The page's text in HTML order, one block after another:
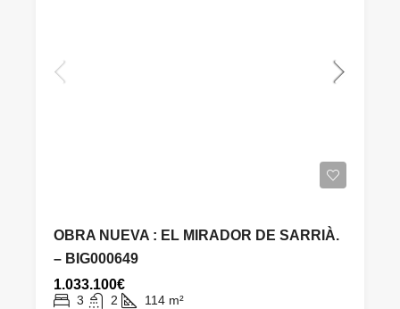
OBRA NUEVA : EL MIRADOR DE SARRIÀ.
– BIG000649
1.033.100€
3 2 114 m²